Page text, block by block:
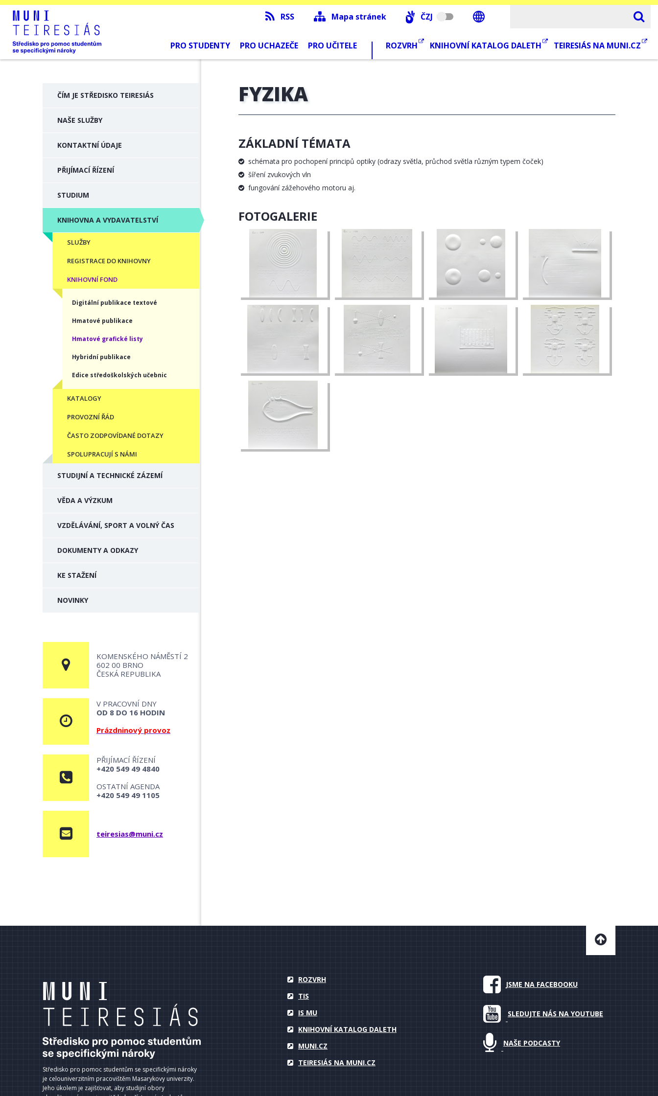
RSS Mapa stránek ČZJ
PRO STUDENTY PRO UCHAZEČE PRO UČITELE ROZVRH KNIHOVNÍ KATALOG DALETH TEIRESIÁS NA MUNI.CZ
ČÍM JE STŘEDISKO TEIRESIÁS
NAŠE SLUŽBY
KONTAKTNÍ ÚDAJE
PŘIJÍMACÍ ŘÍZENÍ
STUDIUM
KNIHOVNA A VYDAVATELSTVÍ
SLUŽBY
REGISTRACE DO KNIHOVNY
KNIHOVNÍ FOND
Digitální publikace textové
Hmatové publikace
Hmatové grafické listy
Hybridní publikace
Edice středoškolských učebnic
KATALOGY
PROVOZNÍ ŘÁD
ČASTO ZODPOVÍDANÉ DOTAZY
SPOLUPRACUJÍ S NÁMI
STUDIJNÍ A TECHNICKÉ ZÁZEMÍ
VĚDA A VÝZKUM
VZDĚLÁVÁNÍ, SPORT A VOLNÝ ČAS
DOKUMENTY A ODKAZY
KE STAŽENÍ
NOVINKY
KOMENSKÉHO NÁMĚSTÍ 2
602 00 BRNO
ČESKÁ REPUBLIKA
V PRACOVNÍ DNY
OD 8 DO 16 HODIN
Prázdninový provoz
PŘIJÍMACÍ ŘÍZENÍ
+420 549 49 4840
OSTATNÍ AGENDA
+420 549 49 1105
teiresias@muni.cz
FYZIKA
ZÁKLADNÍ TÉMATA
schémata pro pochopení principů optiky (odrazy světla, průchod světla různým typem čoček)
šíření zvukových vln
fungování zážehového motoru aj.
FOTOGALERIE
Středisko pro pomoc studentům se specifickými nároky
je celouniverzitním pracovištěm Masarykovy univerzity.
Jeho úkolem je zajišťovat, aby studijní obory
ROZVRH
TIS
IS MU
KNIHOVNÍ KATALOG DALETH
MUNI.CZ
TEIRESIÁS NA MUNI.CZ
JSME NA FACEBOOKU
SLEDUJTE NÁS NA YOUTUBE
NAŠE PODCASTY